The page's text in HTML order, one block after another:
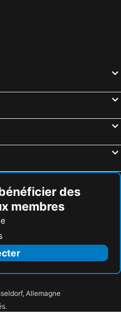
des
membres
Allemagne